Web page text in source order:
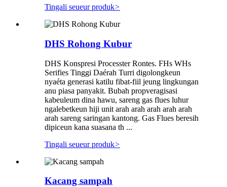
Tingali seueur produk>
DHS Rohong Kubur
DHS Konspresi Processter Rontes. FHs WHs
Serifies Tinggi Daérah Turri digolongkeun
nyaéta generasi katilu fibat-fiil jeung lingkungan
anu piasa panyakit. Bubah propveragisasi
kabeuleum dina hawu, sareng gas flues luhur
ngalebetkeun hiji unit arah arah arah arah arah
arah sareng saringan kantong. Gas Flues beresih
dipiceun kana suasana th ...
Tingali seueur produk>
Kacang sampah